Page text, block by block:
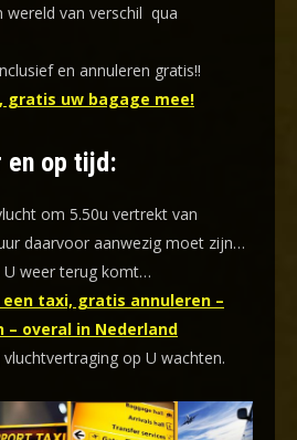
wereld van verschil qua
en annuleren gratis!!
gratis uw bagage mee!
en op tijd:
om 5.50u vertrekt van
daarvoor aanwezig moet zijn…
U weer terug komt…
een taxi, gratis annuleren –
– overal in Nederland
op U wachten.